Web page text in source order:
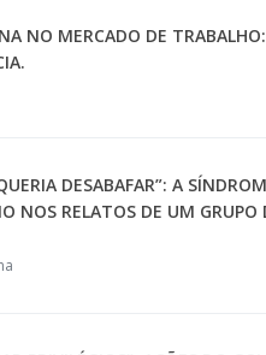
NO MERCADO DE
DESABAFAR”: A
NOS RELATOS DE UM GRUPO